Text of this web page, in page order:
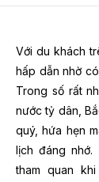
Với du khách
hấp dẫn nhờ
Trong số rất
nước tỷ dân,
quý, hứa hẹn
lịch đáng nhớ.
tham quan